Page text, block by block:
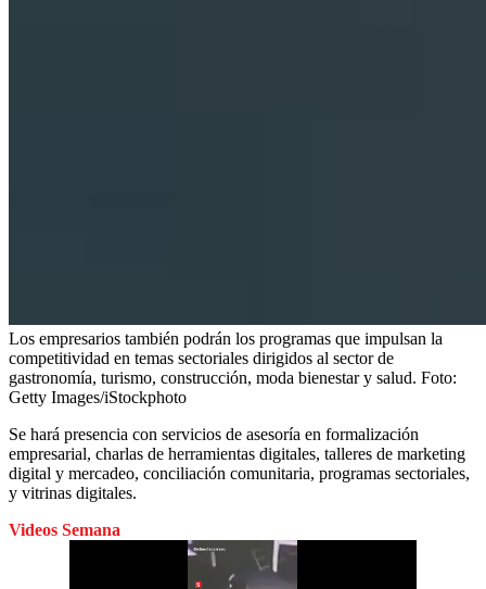
Los empresarios también podrán los programas que impulsan la
competitividad en temas sectoriales dirigidos al sector de
gastronomía, turismo, construcción, moda bienestar y salud. Foto:
Getty Images/iStockphoto
Se hará presencia con servicios de asesoría en formalización
empresarial, charlas de herramientas digitales, talleres de marketing
digital y mercadeo, conciliación comunitaria, programas sectoriales,
y vitrinas digitales.
Videos Semana